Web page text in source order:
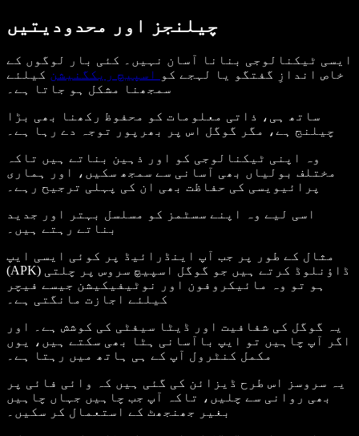
چیلنجز اور محدودیتیں
ایسی ٹیکنالوجی بنانا آسان نہیں۔ کئی بار لوگوں کے
خاص اندازِ گفتگو یا لہجے کو
اسپیچ ریکگنیشن کیلئے
ساتھ ہی، ذاتی معلومات کو محفوظ رکھنا بھی بڑا
وہ اپنی ٹیکنالوجی کو اور ذہین بناتے ہیں تاکہ
مختلف بولیاں بھی آسانی سے سمجھ سکیں، اور ہماری
اسی لیے وہ اپنے سسٹمز کو مسلسل بہتر اور جدید
بناتے رہتے ہیں۔
مثال کے طور پر جب آپ اینڈرائیڈ پر کوئی ایسی ایپ
(APK) ڈاؤنلوڈ کرتے ہیں جو گوگل اسپیچ سروس پر چلتی
ہو تو وہ مائیکروفون اور نوٹیفیکیشن جیسے فیچر
یہ گوگل کی شفافیت اور ڈیٹا سیفٹی کی کوشش ہے۔ اور
اگر آپ چاہیں تو ایپ باآسانی ہٹا بھی سکتے ہیں، یوں
مکمل کنٹرول آپ کے ہی ہاتھ میں رہتا ہے۔
یہ سروسز اس طرح ڈیزائن کی گئی ہیں کہ وائی فائی پر
بھی روانی سے چلیں، تاکہ آپ جب چاہیں جہاں چاہیں